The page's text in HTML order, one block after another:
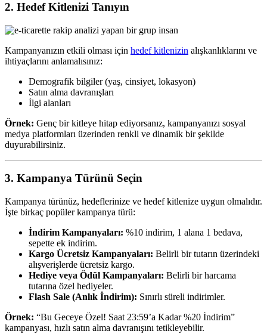
2. Hedef Kitlenizi Tanıyın
Kampanyanızın etkili olması için hedef kitlenizin alışkanlıklarını ve
ihtiyaçlarını anlamalısınız:
Demografik bilgiler (yaş, cinsiyet, lokasyon)
Satın alma davranışları
İlgi alanları
Örnek: Genç bir kitleye hitap ediyorsanız, kampanyanızı sosyal
medya platformları üzerinden renkli ve dinamik bir şekilde
duyurabilirsiniz.
3. Kampanya Türünü Seçin
Kampanya türünüz, hedeflerinize ve hedef kitlenize uygun olmalıdır.
İşte birkaç popüler kampanya türü:
İndirim Kampanyaları: %10 indirim, 1 alana 1 bedava,
sepette ek indirim.
Kargo Ücretsiz Kampanyaları: Belirli bir tutarın üzerindeki
alışverişlerde ücretsiz kargo.
Hediye veya Ödül Kampanyaları: Belirli bir harcama
tutarına özel hediyeler.
Flash Sale (Anlık İndirim): Sınırlı süreli indirimler.
Örnek: “Bu Geceye Özel! Saat 23:59’a Kadar %20 İndirim”
kampanyası, hızlı satın alma davranışını tetikleyebilir.